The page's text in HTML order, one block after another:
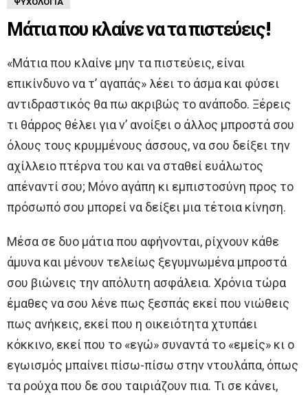
Μάτια που κλαίνε να τα πιστεύεις!
«Μάτια που κλαίνε μην τα πιστεύεις, είναι
επικίνδυνο να τ’ αγαπάς» λέει το άσμα και φύσει
αντιδραστικός θα πω ακριβώς το ανάποδο. Ξέρεις
τι θάρρος θέλει για ν’ ανοίξει ο άλλος μπροστά σου
όλους τους κρυμμένους άσσους, να σου δείξει την
αχίλλειο πτέρνα του και να σταθεί ευάλωτος
απέναντί σου; Μόνο αγάπη κι εμπιστοσύνη προς το
πρόσωπό σου μπορεί να δείξει μια τέτοια κίνηση.
Μέσα σε δυο μάτια που αφήνονται, ρίχνουν κάθε
άμυνα και μένουν τελείως ξεγυμνωμένα μπροστά
σου βιώνεις την απόλυτη ασφάλεια. Χρόνια τώρα
έμαθες να σου λένε πως ξεσπάς εκεί που νιώθεις
πως ανήκεις, εκεί που η οικειότητα χτυπάει
κόκκινο, εκεί που το «εγώ» συναντά το «εμείς» κι ο
εγωισμός μπαίνει πίσω-πίσω στην ντουλάπα, όπως
τα ρούχα που δε σου ταιριάζουν πια. Τι σε κάνει,